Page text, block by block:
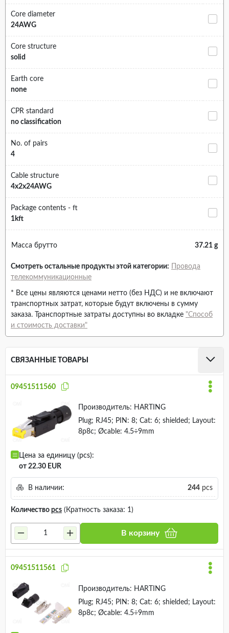
Core diameter
24AWG
Core structure
solid
Earth core
none
CPR standard
no classification
No. of pairs
4
Cable structure
4x2x24AWG
Package contents - ft
1kft
Масса брутто 37.21 g
Смотреть остальные продукты этой категории:
Провода
телекоммуникационные
* Все цены являются ценами нетто (без НДС) и не включают
транспортных затрат, которые будут включены в сумму
заказа. Транспортные затраты доступны во вкладке "Способ
и стоимость доставки"
СВЯЗАННЫЕ ТОВАРЫ
09451511560
Производитель: HARTING
Plug; RJ45; PIN: 8; Cat: 6; shielded; Layout:
8p8c; Øcable: 4.5÷9mm
Цена за единицу (pcs):
от 22.30 EUR
В наличии: 244 pcs
Количество pcs (Кратность заказа: 1)
В корзину
09451511561
Производитель: HARTING
Plug; RJ45; PIN: 8; Cat: 6; shielded; Layout:
8p8c; Øcable: 4.5÷9mm